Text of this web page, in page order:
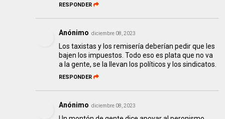
RESPONDER
Anónimo diciembre 08, 2023
Los taxistas y los remisería deberían pedir que les
bajen los impuestos. Todo eso es plata que no va
a la gente, se la llevan los políticos y los sindicatos.
RESPONDER
Anónimo diciembre 08, 2023